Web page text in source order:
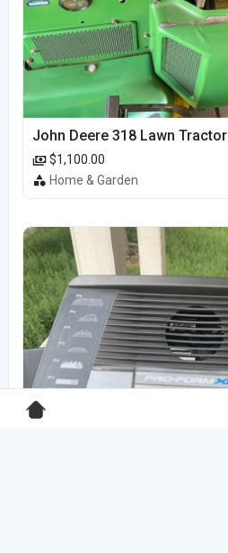
John Deere 318 Lawn Tractor
$1,100.00
Home & Garden